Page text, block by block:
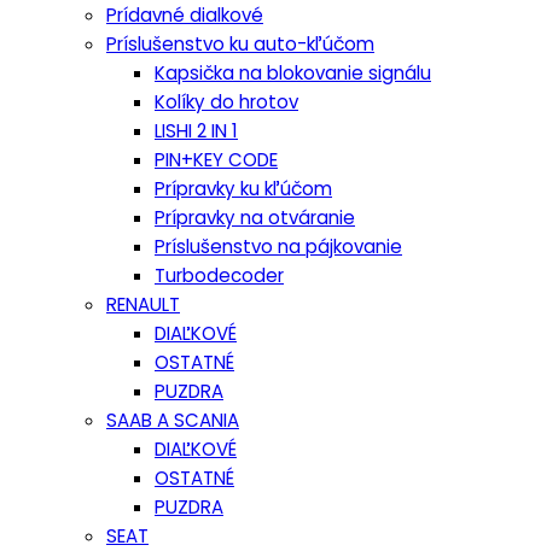
Prídavné dialkové
Príslušenstvo ku auto-kľúčom
Kapsička na blokovanie signálu
Kolíky do hrotov
LISHI 2 IN 1
PIN+KEY CODE
Prípravky ku kľúčom
Prípravky na otváranie
Príslušenstvo na pájkovanie
Turbodecoder
RENAULT
DIAĽKOVÉ
OSTATNÉ
PUZDRA
SAAB A SCANIA
DIAĽKOVÉ
OSTATNÉ
PUZDRA
SEAT